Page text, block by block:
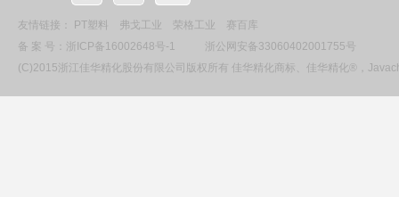
友情链接： PT塑料 弗戈工业 荣格工业
赛百库
备 案 号： 浙ICP备16002648号-1
浙公网安备33060402001755号
(C)2015浙江佳华精化股份有限公司版权所有 佳华精化商标、佳华精化®，